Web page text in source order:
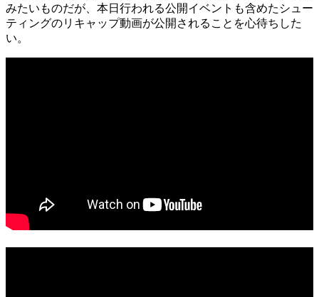
みたいものだが、本日行われる公開イベントも含めたシュー
ティングのリキャップ動画が公開されることを心待ちした
い。